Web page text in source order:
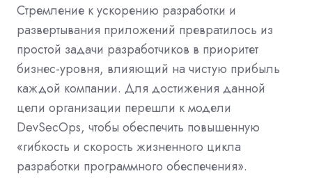
Стремление к ускорению разработки и
развертывания приложений превратилось из
простой задачи разработчиков в приоритет
бизнес-уровня, влияющий на чистую прибыль
каждой компании. Для достижения данной
цели организации перешли к модели
DevSecOps, чтобы обеспечить повышенную
«гибкость и скорость жизненного цикла
разработки программного обеспечения».